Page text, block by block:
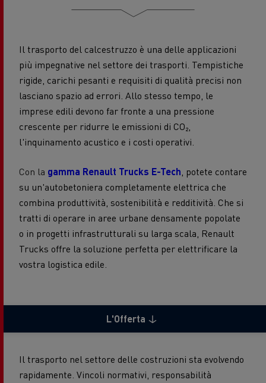
Il trasporto del calcestruzzo è una delle applicazioni
più impegnative nel settore dei trasporti. Tempistiche
rigide, carichi pesanti e requisiti di qualità precisi non
lasciano spazio ad errori. Allo stesso tempo, le
imprese edili devono far fronte a una pressione
crescente per ridurre le emissioni di CO₂,
l'inquinamento acustico e i costi operativi.
Con la gamma Renault Trucks E-Tech , potete contare
su un'autobetoniera completamente elettrica che
combina produttività, sostenibilità e redditività. Che si
tratti di operare in aree urbane densamente popolate
o in progetti infrastrutturali su larga scala, Renault
Trucks offre la soluzione perfetta per elettrificare la
vostra logistica edile.
L'Offerta
Il trasporto nel settore delle costruzioni sta evolvendo
rapidamente. Vincoli normativi, responsabilità